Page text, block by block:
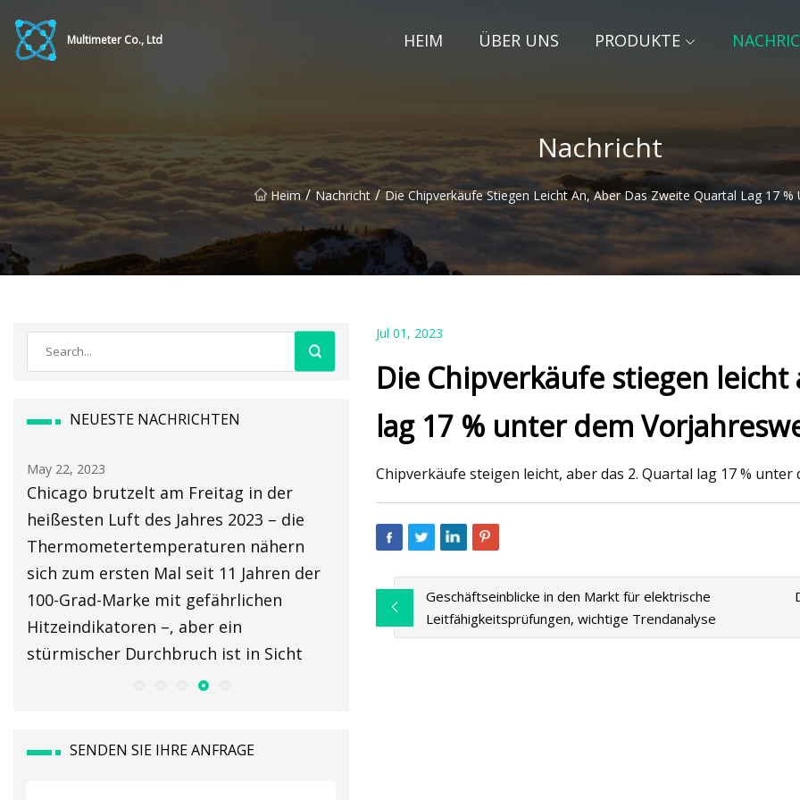
Multimeter Co., Ltd HEIM ÜBER UNS PRODUKTE
Nachricht
Heim / Nachricht / Die Chipverkäufe Stiegen Leicht An, Aber Das Zweite Quartal Lag 17
NEUESTE NACHRICHTEN
May 22, 2023
Chicago brutzelt am Freitag in der
heißesten Luft des Jahres 2023 – die
Thermometertemperaturen nähern
sich zum ersten Mal seit 11 Jahren der
100-Grad-Marke mit gefährlichen
Hitzeindikatoren –, aber ein
stürmischer Durchbruch ist in Sicht
May 24, 2023
Thermometer: Spezifikationen,
Leistung, Kosten
May 16, 2023
SENDEN SIE IHRE ANFRAGE
Jul 01, 2023
Die Chipverkäufe stiegen
lag 17 % unter dem
Chipverkäufe steigen leicht, aber das 2. Quartal lag 17 %
Geschäftseinblicke in den Markt für elektrische
Leitfähigkeitsprüfungen, wichtige Trendanalyse